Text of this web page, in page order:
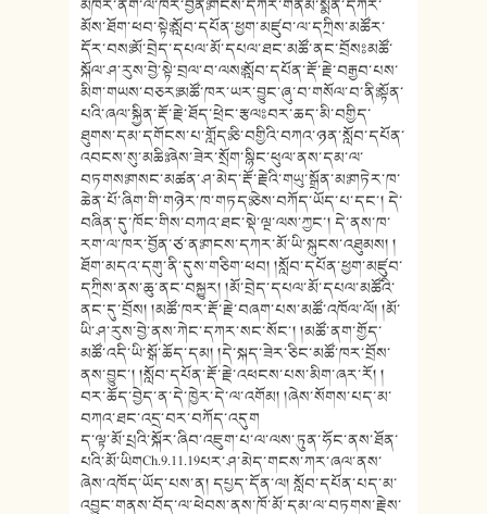
མཁར་ནག་ལ་ཁར་བྱོནཿ གངས་དཀར་གནམ་སྨན་དཀར་
མོས་ཐོག་ཕབ་སྟེཿ སློབ་དཔོན་ཕྱག་མཛུབ་ལ་དཀྲིས་མཚོར་
དོར་བསཿ མོ་བྲེད་དཔལ་མོ་དཔལ་ཐང་མཚོ་ནང་བྲོསཿ མཚོ་
སྐོལ་ཤ་རུས་བྱེ་སྟེ་བྲལ་བ་ལསཿ སློབ་དཔོན་རྡོ་རྗེ་བརྒྱབ་པས་
མིག་གཡས་བཅརཿ མཚོ་ཁར་ཡར་བྱུང་ཞུ་བ་གསོལ་བ་ནིཿ སྟོན་
པའི་ཞལ་སྐྱིན་རྡོ་རྗེ་ཐོད་ཕྲེང་རྩལཿ བར་ཆད་མི་བགྱིད་
ཐུགས་དམ་དགོངས་པ་གློདཿ ཅི་བགྱིའི་བཀའ་ཉན་སློབ་དཔོན་
འབངས་སུ་མཆིཿ ཞེས་ཟེར་སྲོག་སྙིང་ཕུལ་ནས་དམ་ལ་
བཏགསཿ གསང་མཚན་ཤ་མེད་རྡོ་རྗེའི་གཡུ་སྒྲོན་མཿ གཏེར་ཁ་
ཆེན་པོ་ཞིག་གི་གཉེར་ཁ་གཏདཿ ཅེས་བཀོད་ཡོད་པ་དང་། དེ་
བཞིན་དུ་ཁོང་གིས་བཀའ་ཐང་སྡེ་ལྔ་ལས་ཀྱང་། དེ་ནས་ཁ་
རག་ལ་ཁར་བྱོན་ཙ་ནཿ གངས་དཀར་མོ་ཡི་སྐུངས་འཐུམས། །
ཐོག་མདའ་དགུ་ནི་དུས་གཅིག་ཕབ། །སློབ་དཔོན་ཕྱག་མཛུབ་
དཀྲིས་ནས་ཆུ་ནང་བསྐྱུར། །མོ་བྲེད་དཔལ་མོ་དཔལ་མཚོའི་
ནང་དུ་བྲོས། །མཚོ་ཁར་རྡོ་རྗེ་བཞག་པས་མཚོ་འཁོལ་ལོ། །མོ་
ཡི་ཤ་རུས་བྱེ་ནས་ཀེང་དཀར་སང་སོང་། །མཚོ་ནག་གྱོད་
མཚོ་འདི་ཡི་སྒོ་ཆོད་དམ། །དེ་སྐད་ཟེར་ཅིང་མཚོ་ཁར་བྲོས་
ནས་བྱུང་། །སློབ་དཔོན་རྡོ་རྗེ་འཕངས་པས་མིག་ཞར་རོ། །
བར་ཆོད་བྱེད་ན་དེ་ཁྱེར་དེ་ལ་འགོམ། །ཞེས་སོགས་པད་མ་
བཀའ་ཐང་འདྲ་བར་བཀོད་འདུག
ད་ལྟ་མོ་པྲའི་སྐོར་ཞིབ་འཇུག་པ་ལ་ལས་ཏུན་ཧོང་ནས་ཐོན་
པའི་མོ་ཡིགCh.9.11.19པར་ཤ་མེད་གངས་ཀར་ཞལ་ནས་
ཞེས་འཁོད་ཡོད་པས་ན། དཔྱད་དོན་ལ། སློབ་དཔོན་པད་མ་
འབྱུང་གནས་བོད་ལ་ཕེབས་ནས་ཁོ་མོ་དམ་ལ་བཏགས་རྗེས་